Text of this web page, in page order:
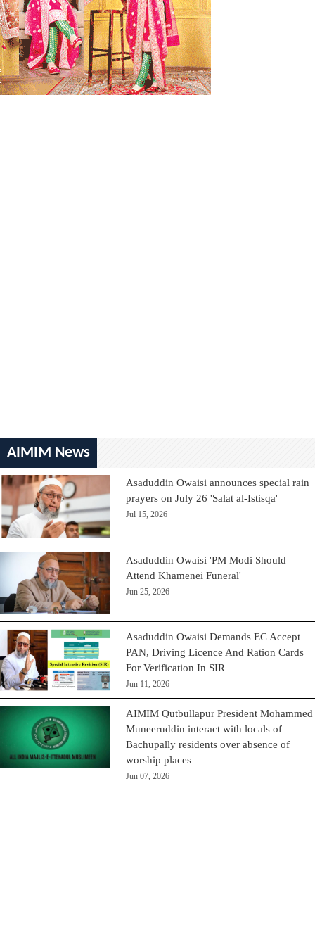
AIMIM News
Asaduddin Owaisi announces special rain
prayers on July 26 'Salat al-Istisqa'
Jul 15, 2026
Asaduddin Owaisi 'PM Modi Should
Attend Khamenei Funeral'
Jun 25, 2026
Asaduddin Owaisi Demands EC Accept
PAN, Driving Licence And Ration Cards
For Verification In SIR
Jun 11, 2026
AIMIM Qutbullapur President Mohammed
Muneeruddin interact with locals of
Bachupally residents over absence of
worship places
Jun 07, 2026